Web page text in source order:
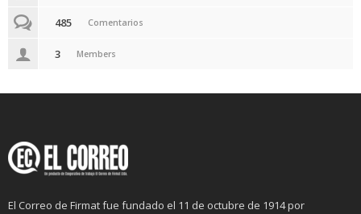
485 Comentarios
3 Members
El Correo de Firmat fue fundado el 11 de octubre de 1914 por